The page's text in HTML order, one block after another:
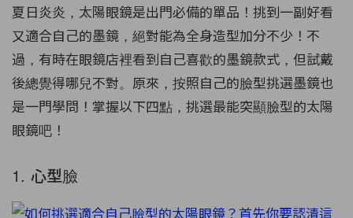
夏日炎炎，太陽眼鏡是出門必備的單品！挑到一副好看
又適合自己的墨鏡，絕對能為全身造型加分不少！不
過，有時在眼鏡店裡看到自己喜歡的墨鏡款式，但試戴
後總覺得哪兒不對。原來，按照自己的臉型挑選墨鏡也
是一門學問！掌握以下四點，挑選最能突顯臉型的太陽
眼鏡吧！
1. 心型臉